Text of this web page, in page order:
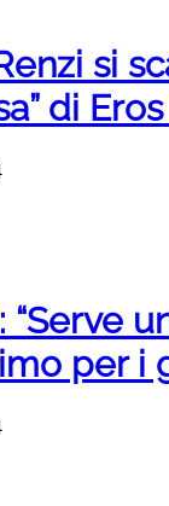
si
di
“Serve
per i